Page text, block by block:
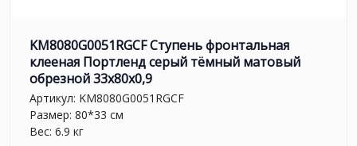
KM8080G0051RGCF Ступень фронтальная
клееная Портленд серый тёмный матовый
обрезной 33x80x0,9
Артикул: KM8080G0051RGCF
Размер: 80*33 см
Вес: 6.9 кг